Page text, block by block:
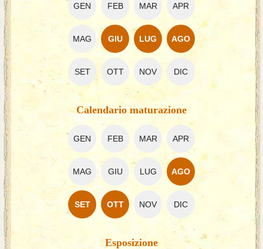
GEN FEB MAR APR
MAG GIU LUG AGO
SET OTT NOV DIC
Calendario maturazione
GEN FEB MAR APR
MAG GIU LUG AGO
SET OTT NOV DIC
Esposizione